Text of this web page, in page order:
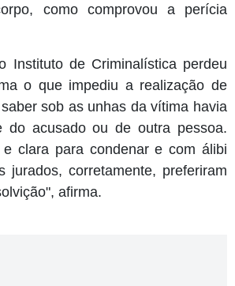
como comprovou a perícia
Instituto de Criminalística perdeu
o que impediu a realização de
sob as unhas da vítima havia
do acusado ou de outra pessoa.
clara para condenar e com álibi
jurados, corretamente, preferiram
afirma.